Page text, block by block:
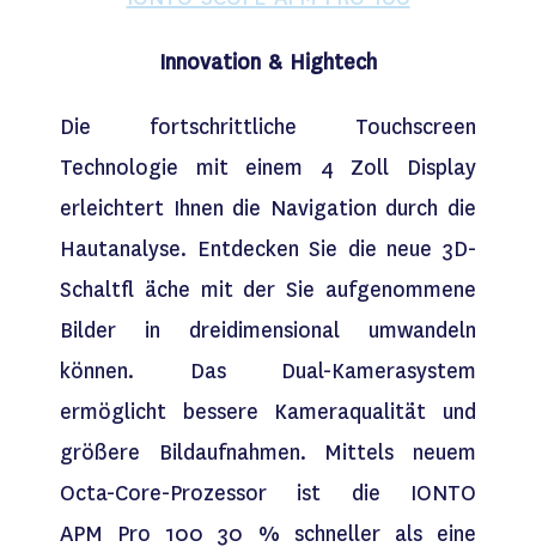
Innovation & Hightech
Die fortschrittliche Touchscreen
Technologie mit einem 4 Zoll Display
erleichtert Ihnen die Navigation durch die
Hautanalyse. Entdecken Sie die neue 3D-
Schaltfl äche mit der Sie aufgenommene
Bilder in dreidimensional umwandeln
können. Das Dual-Kamerasystem
ermöglicht bessere Kameraqualität und
größere Bildaufnahmen. Mittels neuem
Octa-Core-Prozessor ist die IONTO
APM Pro 100 30 % schneller als eine